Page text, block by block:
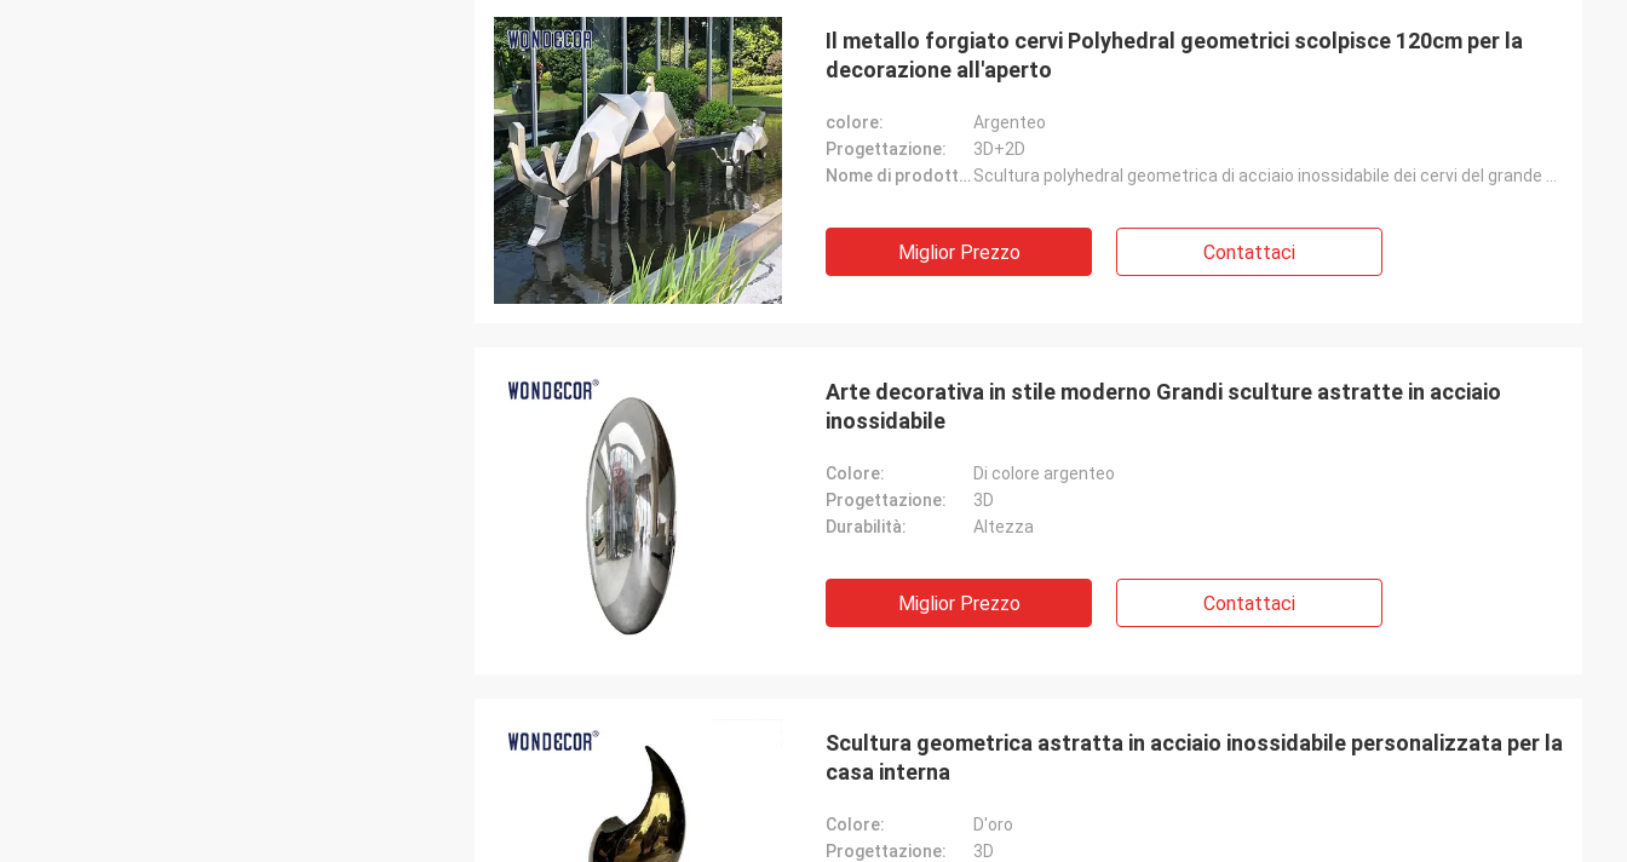
Il metallo forgiato cervi Polyhedral geometrici scolpisce 120cm per la
decorazione all'aperto
colore:
Argenteo
Progettazione:
3D+2D
Nome di prodotto:
Miglior Prezzo Contattaci
Arte decorativa in stile moderno Grandi sculture astratte in acciaio
inossidabile
Colore:
Di colore argenteo
Progettazione:
3D
Durabilità:
Altezza
Miglior Prezzo Contattaci
Scultura geometrica astratta in acciaio inossidabile personalizzata per la
casa interna
Colore:
D'oro
Progettazione:
3D